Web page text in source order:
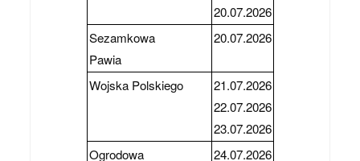
20.07.2026
Sezamkowa
Pawia
20.07.2026
Wojska Polskiego
21.07.2026
22.07.2026
23.07.2026
Ogrodowa
24.07.2026